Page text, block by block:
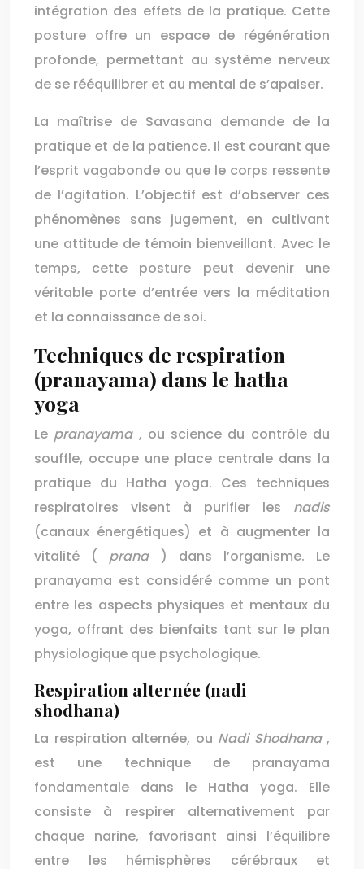
intégration des effets de la pratique. Cette
posture offre un espace de régénération
profonde, permettant au système nerveux
de se rééquilibrer et au mental de s’apaiser.
La maîtrise de Savasana demande de la
pratique et de la patience. Il est courant que
l’esprit vagabonde ou que le corps ressente
de l’agitation. L’objectif est d’observer ces
phénomènes sans jugement, en cultivant
une attitude de témoin bienveillant. Avec le
temps, cette posture peut devenir une
véritable porte d’entrée vers la méditation
et la connaissance de soi.
Techniques de respiration
(pranayama) dans le hatha
yoga
Le pranayama , ou science du contrôle du
souffle, occupe une place centrale dans la
pratique du Hatha yoga. Ces techniques
respiratoires visent à purifier les nadis
(canaux énergétiques) et à augmenter la
vitalité ( prana ) dans l’organisme. Le
pranayama est considéré comme un pont
entre les aspects physiques et mentaux du
yoga, offrant des bienfaits tant sur le plan
physiologique que psychologique.
Respiration alternée (nadi
shodhana)
La respiration alternée, ou Nadi Shodhana ,
est une technique de pranayama
fondamentale dans le Hatha yoga. Elle
consiste à respirer alternativement par
chaque narine, favorisant ainsi l’équilibre
entre les hémisphères cérébraux et